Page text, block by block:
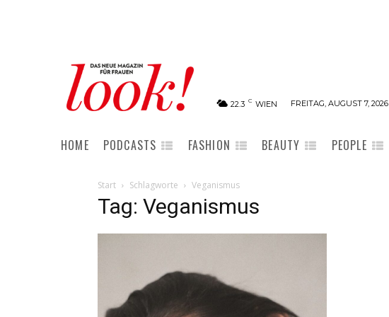
22.3 C WIEN FREITAG, AUGUST 7, 2026
HOME PODCASTS FASHION BEAUTY PEOPLE
Start Schlagworte Veganismus
Tag: Veganismus